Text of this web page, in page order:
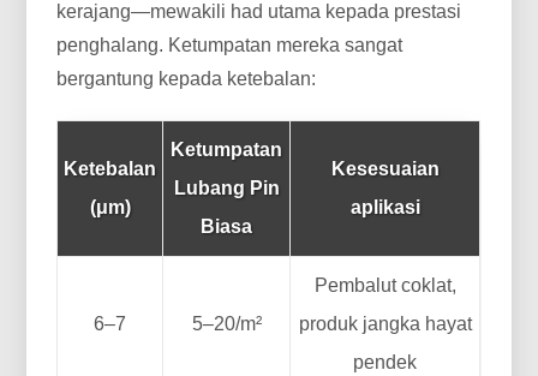
kerajang—mewakili had utama kepada prestasi
penghalang. Ketumpatan mereka sangat
bergantung kepada ketebalan:
Ketebalan
(μm)
Ketumpatan
Lubang Pin
Biasa
Kesesuaian
aplikasi
6–7 5–20/m²
Pembalut coklat,
produk jangka hayat
pendek